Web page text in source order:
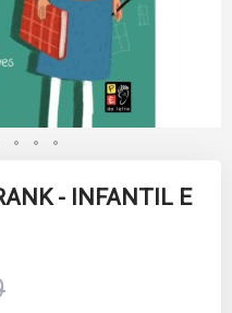
- INFANTIL E